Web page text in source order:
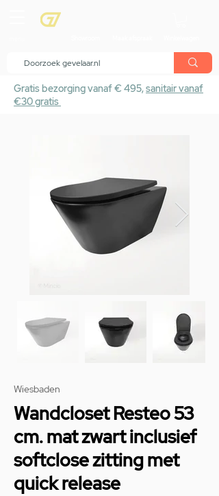
Gratis bezorging vanaf € 495,sanitair vanaf
€30 gratis
Wiesbaden
Wandcloset Resteo 53
cm. mat zwart inclusief
softclose zitting met
quick release